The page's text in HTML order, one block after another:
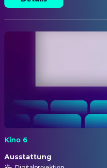
Kino 6
Ausstattung